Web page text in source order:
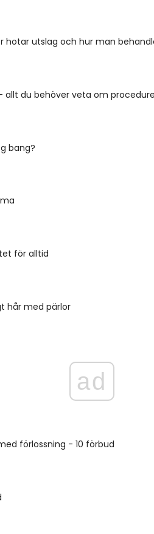
hotar utslag och hur man
allt du behöver veta om
bang?
för alltid
hår med pärlor
ad
förlossning - 10 förbud